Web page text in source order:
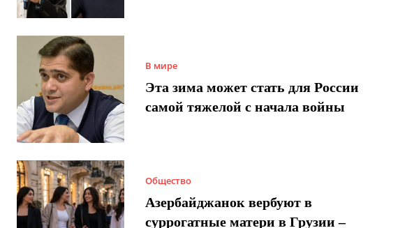
В мире
Эта зима может стать для России
самой тяжелой с начала войны
Общество
Азербайджанок вербуют в
суррогатные матери в Грузии –